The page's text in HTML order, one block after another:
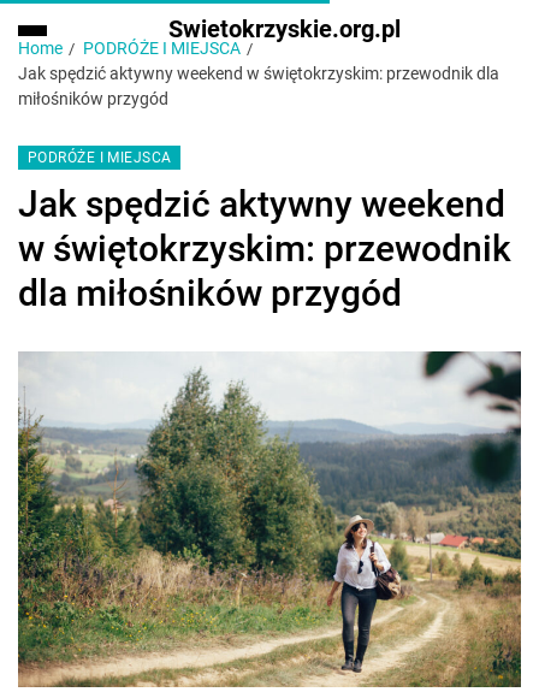
Swietokrzyskie.org.pl
Home
PODRÓŻE I MIEJSCA
Jak spędzić aktywny weekend w świętokrzyskim: przewodnik dla
miłośników przygód
PODRÓŻE I MIEJSCA
Jak spędzić aktywny weekend
w świętokrzyskim: przewodnik
dla miłośników przygód